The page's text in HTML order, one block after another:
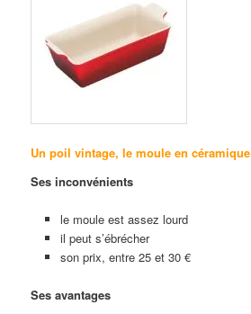
Un poil vintage,le moule en céramique
Ses inconvénients
le moule est assez lourd
il peut s’ébrécher
son prix, entre 25 et 30 €
Ses avantages